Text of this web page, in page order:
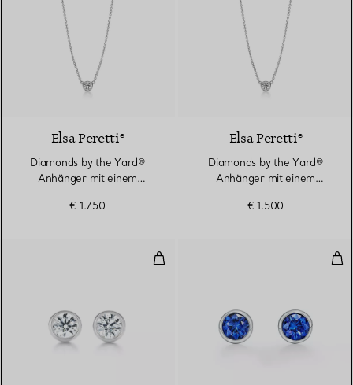
2 Materialien
Elsa Peretti®
Diamonds by the Yard®
Anhänger mit einem
€ 1.750
Elsa Peretti®
Diamonds by the Yard®
Anhänger mit einem
€ 1.500
Diamonds by the Yard®